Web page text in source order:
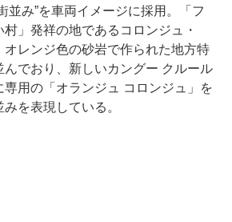
並み”を車両イメージに採用。「フ
」発祥の地であるコロンジュ・
オレンジ色の砂岩で作られた地方特
でおり、新しいカングー クルール
専用の「オランジュ コロンジュ」を
を表現している。